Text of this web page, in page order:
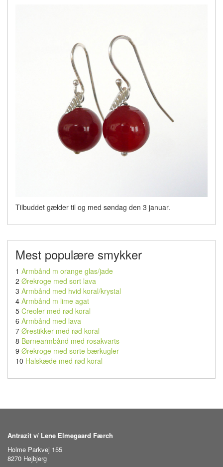
Tilbuddet gælder til og med søndag den 3 januar.
Mest populære smykker
1 Armbånd m orange glas/jade
2 Ørekroge med sort lava
3 Armbånd med hvid koral/krystal
4 Armbånd m lime agat
5 Creoler med rød koral
6 Armbånd med lava
7 Ørestikker med rød koral
8 Børnearmbånd med rosakvarts
9 Ørekroge med sorte bærkugler
10 Halskæde med rød koral
Antrazit v/ Lene Elmegaard Færch
Holme Parkvej 155
8270 Højbjerg